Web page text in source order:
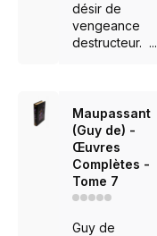
désir de
vengeance
destructeur. ...
Maupassant
(Guy de) -
Œuvres
Complètes -
Tome 7
Guy de